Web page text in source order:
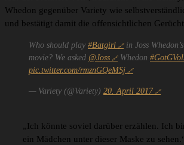
Whedon gegenüber Variety wie
und bestätigt damit die offensichtlichen
Who should play #Batgirl
in Joss
movie? We asked @Joss Whedon
pic.twitter.com/rmznGQeMSj
— Variety (@Variety) 20. April 2017
„Ich könnte soviel darüber erzählen. Ich
ein Mädchen unter dieser Maske zu sehen.“